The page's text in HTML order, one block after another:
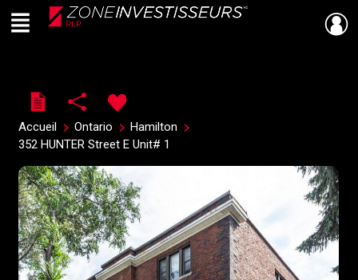
Live
En Direct
Menu
Accueil Ontario
Hamilton
352 HUNTER Street E Unit# 1